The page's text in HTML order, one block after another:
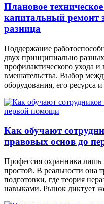
Плановое
капитальный ремонт
разница
Поддержание
двух принципиально
профилактического ухода и
вмешательства. Выбор
оборудования, его ресурса и
Как обучают
правовых основ до
Профессия охранника лишь
простой. В реальности она
подготовки, где теория
навыками. Рынок диктует